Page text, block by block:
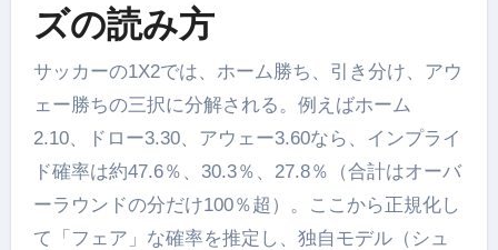
ズの読み方
サッカーの1X2では、ホーム勝ち、引き分け、アウ
ェー勝ちの三択に分解される。例えばホーム
2.10、ドロー3.30、アウェー3.60なら、インプライ
ド確率は約47.6％、30.3％、27.8％（合計はオーバ
ーラウンドの分だけ100％超）。ここから正規化し
て「フェア」な確率を推定し、独自モデル（シュ